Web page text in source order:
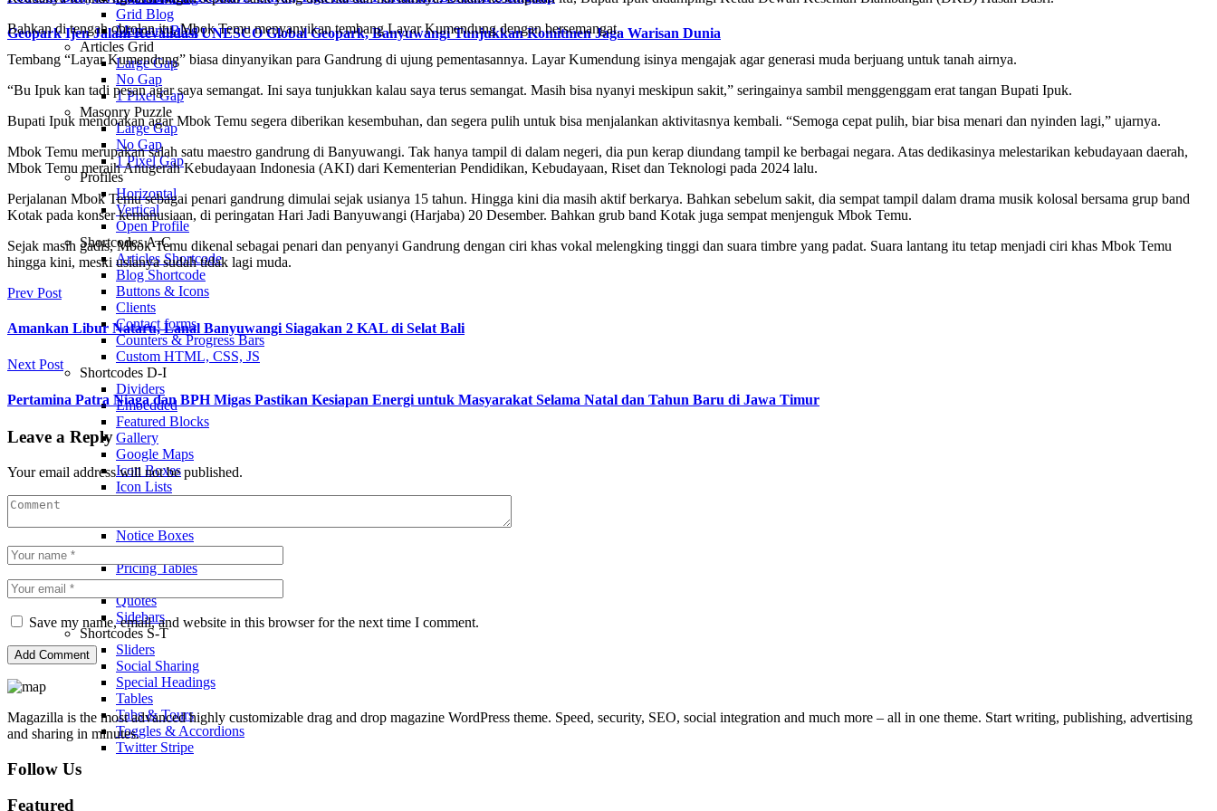
Geopark Ijen Jalani Revalidasi UNESCO Global Geopark, Banyuwangi Tunjukkan Komitmen Jaga Warisan Dunia
Grid Blog
Masonry Blog
Articles Grid
Large Gap
No Gap
1 Pixel Gap
Masonry Puzzle
Large Gap
No Gap
1 Pixel Gap
Profiles
Horizontal
Vertical
Open Profile
Shortcodes A-C
Articles Shortcode
Blog Shortcode
Buttons & Icons
Clients
Contact forms
Counters & Progress Bars
Custom HTML, CSS, JS
Shortcodes D-I
Dividers
Embedded
Featured Blocks
Gallery
Google Maps
Icon Boxes
Icon Lists
Notice Boxes
Posts or Articles Slider
Pricing Tables
Profiles
Quotes
Sidebars
Shortcodes S-T
Sliders
Social Sharing
Special Headings
Tables
Tabs & Tours
Toggles & Accordions
Twitter Stripe
Bahkan di tengah obrolan itu, Mbok Temu menyanyikan tembang Layar Kumendung dengan bersemangat.
Tembang “Layar Kumendung” biasa dinyanyikan para Gandrung di ujung pementasannya. Layar Kumendung isinya mengajak agar generasi muda berjuang untuk tanah airnya.
“Bu Ipuk kan tadi pesan agar saya semangat. Ini saya tunjukkan kalau saya terus semangat. Masih bisa nyanyi meskipun sakit,” seringainya sambil menggenggam erat tangan Bupati Ipuk.
Bupati Ipuk mendoakan agar Mbok Temu segera diberikan kesembuhan, dan segera pulih untuk bisa menjalankan aktivitasnya kembali. “Semoga cepat pulih, biar bisa menari dan nyinden lagi,” ujarnya.
Mbok Temu merupakan salah satu maestro gandrung di Banyuwangi. Tak hanya tampil di dalam negeri, dia pun kerap diundang tampil ke berbagai negara. Atas dedikasinya melestarikan kebudayaan daerah,
Mbok Temu meraih Anugerah Kebudayaan Indonesia (AKI) dari Kementerian Pendidikan, Kebudayaan, Riset dan Teknologi pada 2024 lalu.
Perjalanan Mbok Temu sebagai penari gandrung dimulai sejak usianya 15 tahun. Hingga kini dia masih aktif berkarya. Bahkan sebelum sakit, dia sempat tampil dalam drama musik kolosal bersama grup band
Kotak pada konser kemanusiaan, di peringatan Hari Jadi Banyuwangi (Harjaba) 20 Desember. Bahkan grub band Kotak juga sempat menjenguk Mbok Temu.
Sejak masih gadis, Mbok Temu dikenal sebagai penari dan penyanyi Gandrung dengan ciri khas vokal melengking tinggi dan suara timbre yang padat. Suara lantang itu tetap menjadi ciri khas Mbok Temu
hingga kini, meski usianya sudah tidak lagi muda.
Prev Post
Amankan Libur Nataru, Lanal Banyuwangi Siagakan 2 KAL di Selat Bali
Next Post
Pertamina Patra Niaga dan BPH Migas Pastikan Kesiapan Energi untuk Masyarakat Selama Natal dan Tahun Baru di Jawa Timur
Leave a Reply
Your email address will not be published.
Save my name, email, and website in this browser for the next time I comment.
Magazilla is the most advanced highly customizable drag and drop magazine WordPress theme. Speed, security, SEO, social integration and much more – all in one theme. Start writing, publishing, advertising
and sharing in minutes.
Follow Us
Featured